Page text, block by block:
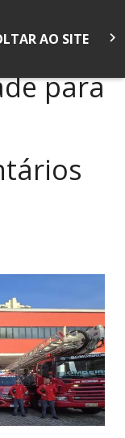
AO SITE keyboard_arrow_right
para